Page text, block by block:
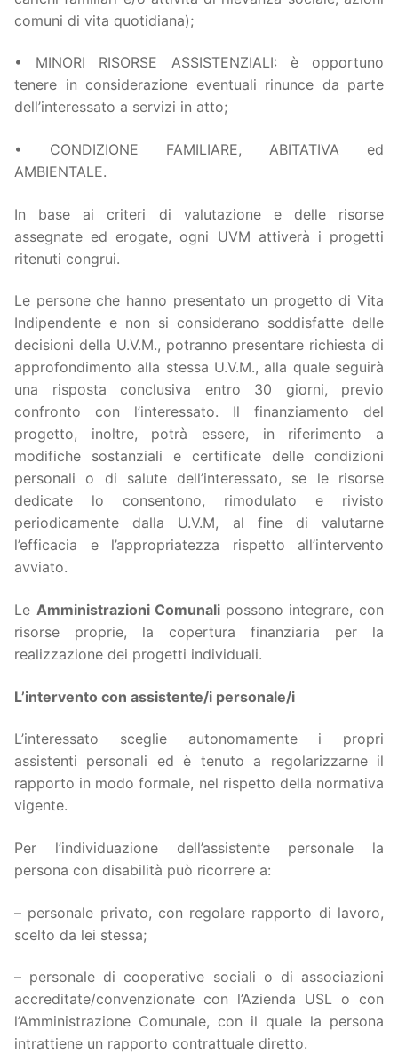
comuni di vita quotidiana);
• MINORI RISORSE ASSISTENZIALI: è opportuno
tenere in considerazione eventuali rinunce da parte
dell’interessato a servizi in atto;
• CONDIZIONE FAMILIARE, ABITATIVA ed
AMBIENTALE.
In base ai criteri di valutazione e delle risorse
assegnate ed erogate, ogni UVM attiverà i progetti
ritenuti congrui.
Le persone che hanno presentato un progetto di Vita
Indipendente e non si considerano soddisfatte delle
decisioni della U.V.M., potranno presentare richiesta di
approfondimento alla stessa U.V.M., alla quale seguirà
una risposta conclusiva entro 30 giorni, previo
confronto con l’interessato. Il finanziamento del
progetto, inoltre, potrà essere, in riferimento a
modifiche sostanziali e certificate delle condizioni
personali o di salute dell’interessato, se le risorse
dedicate lo consentono, rimodulato e rivisto
periodicamente dalla U.V.M, al fine di valutarne
l’efficacia e l’appropriatezza rispetto all’intervento
avviato.
Le Amministrazioni Comunali possono integrare, con
risorse proprie, la copertura finanziaria per la
realizzazione dei progetti individuali.
L’intervento con assistente/i personale/i
L’interessato sceglie autonomamente i propri
assistenti personali ed è tenuto a regolarizzarne il
rapporto in modo formale, nel rispetto della normativa
vigente.
Per l’individuazione dell’assistente personale la
persona con disabilità può ricorrere a:
– personale privato, con regolare rapporto di lavoro,
scelto da lei stessa;
– personale di cooperative sociali o di associazioni
accreditate/convenzionate con l’Azienda USL o con
l’Amministrazione Comunale, con il quale la persona
intrattiene un rapporto contrattuale diretto.